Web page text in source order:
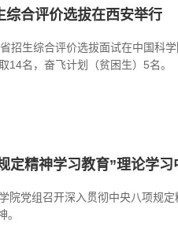
综合评价选拔在西安举行
招生综合评价选拔面试在中国科
14名，奋飞计划（贫困生）5名。
定精神学习教育”理论学
院党组召开深入贯彻中央八项规